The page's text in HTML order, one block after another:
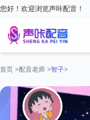
您好！欢迎浏览声咔配音！
首页 >配音老师 >智子>